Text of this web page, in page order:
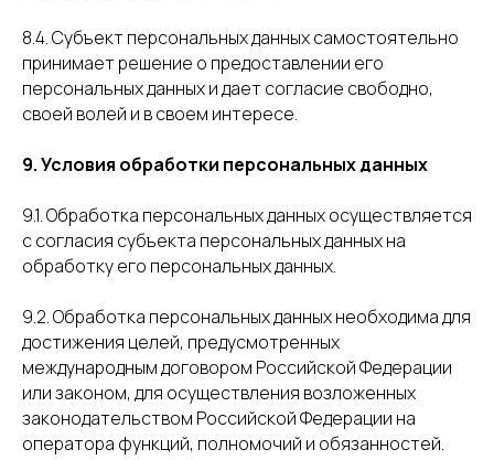
8.4. Субъект персональных данных самостоятельно
принимает решение о предоставлении его
персональных данных и дает согласие свободно,
своей волей и в своем интересе.
9. Условия обработки персональных данных
9.1. Обработка персональных данных осуществляется
с согласия субъекта персональных данных на
обработку его персональных данных.
9.2. Обработка персональных данных необходима для
достижения целей, предусмотренных
международным договором Российской Федерации
или законом, для осуществления возложенных
законодательством Российской Федерации на
оператора функций, полномочий и обязанностей.